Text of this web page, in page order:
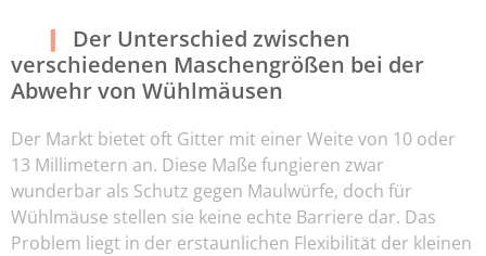
Der Unterschied zwischen
verschiedenen Maschengrößen bei der
Abwehr von Wühlmäusen
Der Markt bietet oft Gitter mit einer Weite von 10 oder
13 Millimetern an. Diese Maße fungieren zwar
wunderbar als Schutz gegen Maulwürfe, doch für
Wühlmäuse stellen sie keine echte Barriere dar. Das
Problem liegt in der erstaunlichen Flexibilität der kleinen